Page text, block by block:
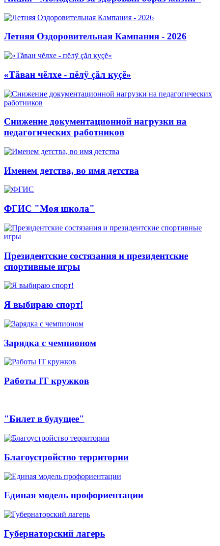
Летняя Оздоровительная Кампания - 2026
«Тăван чĕлхе - пĕлÿ çăл куçĕ»
Снижение документационной нагрузки на
педагогических работников
Именем детства, во имя детства
ФГИС "Моя школа"
Президентские состязания и президентские
спортивные игры
Я выбираю спорт!
Зарядка с чемпионом
Работы IT кружков
"Билет в будущее"
Благоустройство территории
Единая модель профориентации
Губернаторский лагерь